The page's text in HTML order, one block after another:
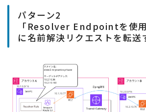
パターン2
「Resolver Endpointを使
に名前解決リクエストを転送